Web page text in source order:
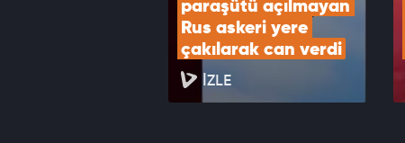
paraşütü açılmayan
Rus askeri yere
çakılarak can verdi
İZLE